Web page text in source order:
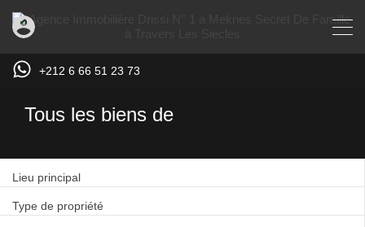
+212 6 66 51 23 73
Tous les biens de
Lieu principal
Type de propriété